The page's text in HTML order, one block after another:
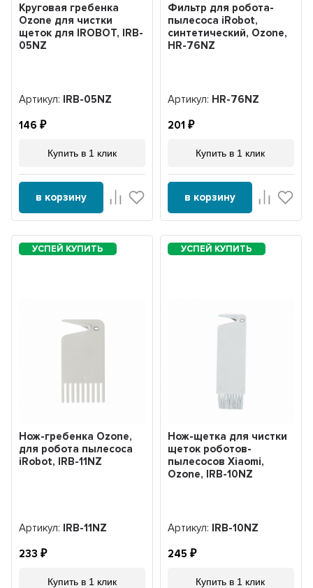
Круговая гребенка
Ozone для чистки
щеток для IROBOT, IRB-
05NZ
Артикул: IRB-05NZ
146
Купить в 1 клик
в корзину
Фильтр для робота-
пылесоса iRobot,
синтетический, Ozone,
HR-76NZ
Артикул: HR-76NZ
201
Купить в 1 клик
в корзину
Нож-гребенка Ozone,
для робота пылесоса
iRobot, IRB-11NZ
Артикул: IRB-11NZ
233
Купить в 1 клик
Нож-щетка для чистки
щеток роботов-
пылесосов Xiaomi,
Ozone, IRB-10NZ
Артикул: IRB-10NZ
245
Купить в 1 клик